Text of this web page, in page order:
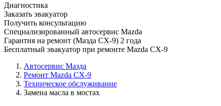
Диагностика
Заказать эвакуатор
Получить консультацию
Специализированный автосервис Mazda
Гарантия на ремонт (Мазда СХ-9) 2 года
Бесплатный эвакуатор при ремонте Mazda CX-9
Автосервис Мазда
Ремонт Mazda CX-9
Техническое обслуживание
Замена масла в мостах